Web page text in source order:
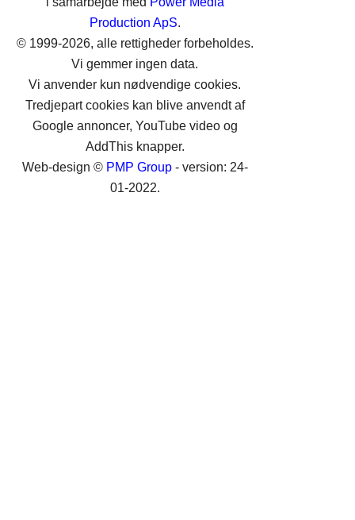
Production ApS
© 1999-2026, alle rettigheder forbeholdes.
Vi gemmer ingen data.
Vi anvender kun nødvendige cookies.
Tredjepart cookies kan blive anvendt af
Google annoncer, YouTube video og
AddThis knapper.
Web-design © PMP Group- version: 24-
01-2022.